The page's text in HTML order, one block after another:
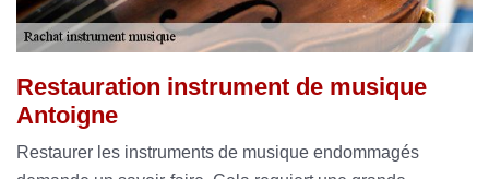
Restauration instrument de musique
Antoigne
Restaurer les instruments de musique endommagés